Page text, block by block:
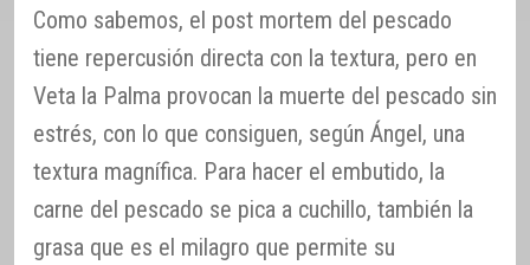
Como sabemos, el post mortem del pescado
tiene repercusión directa con la textura, pero en
Veta la Palma provocan la muerte del pescado sin
estrés, con lo que consiguen, según Ángel, una
textura magnífica. Para hacer el embutido, la
carne del pescado se pica a cuchillo, también la
grasa que es el milagro que permite su